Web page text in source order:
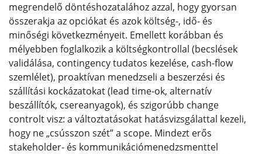
megrendelő döntéshozatalához azzal, hogy gyorsan
összerakja az opciókat és azok költség-, idő- és
minőségi következményeit. Emellett korábban és
mélyebben foglalkozik a költségkontrollal (becslések
validálása, contingency tudatos kezelése, cash-flow
szemlélet), proaktívan menedzseli a beszerzési és
szállítási kockázatokat (lead time-ok, alternatív
beszállítók, csereanyagok), és szigorúbb change
controlt visz: a változtatásokat hatásvizsgálattal kezeli,
hogy ne „csússzon szét” a scope. Mindezt erős
stakeholder- és kommunikációmenedzsmenttel